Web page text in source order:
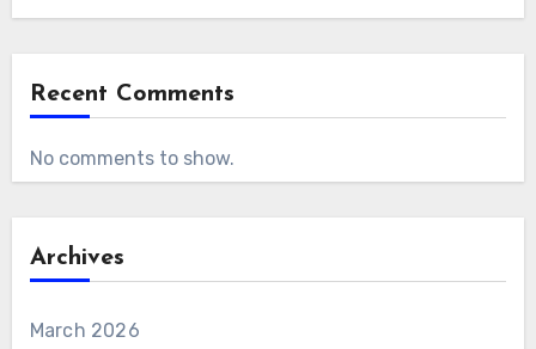
Recent Comments
No comments to show.
Archives
March 2026